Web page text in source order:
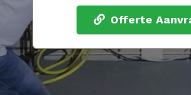
Offerte